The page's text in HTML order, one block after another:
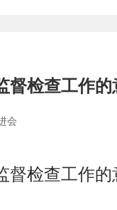
检查工作的
会
检查工作的